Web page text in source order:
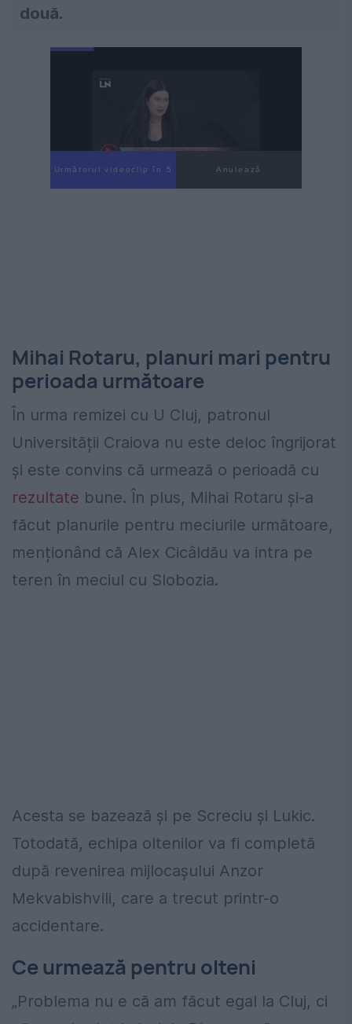
două.
Următorul videoclip în 4 Anulează
Mihai Rotaru, planuri mari pentru
perioada următoare
În urma remizei cu U Cluj, patronul
Universității Craiova nu este deloc îngrijorat
și este convins că urmează o perioadă cu
rezultate bune. În plus, Mihai Rotaru și-a
făcut planurile pentru meciurile următoare,
menționând că Alex Cicâldău va intra pe
teren în meciul cu Slobozia.
Acesta se bazează și pe Screciu și Lukic.
Totodată, echipa oltenilor va fi completă
după revenirea mijlocașului Anzor
Mekvabishvili, care a trecut printr-o
accidentare.
Ce urmează pentru olteni
„Problema nu e că am făcut egal la Cluj, ci